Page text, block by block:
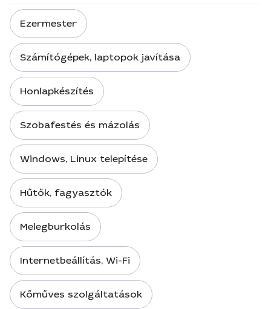
Ezermester
Számítógépek, laptopok javítása
Honlapkészítés
Szobafestés és mázolás
Windows, Linux telepítése
Hűtők, fagyasztók
Melegburkolás
Internetbeállítás, Wi-Fi
Kőműves szolgáltatások